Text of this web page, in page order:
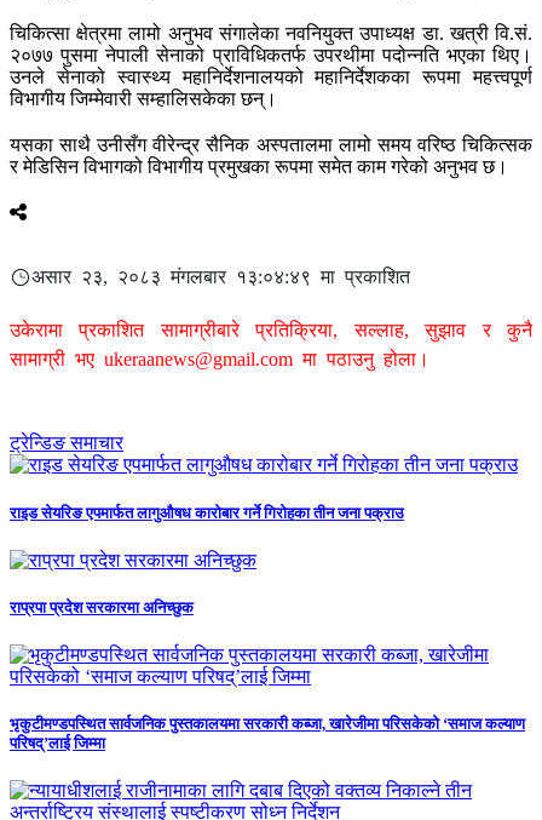
चिकित्सा क्षेत्रमा लामो अनुभव संगालेका नवनियुक्त उपाध्यक्ष डा. खत्री वि.सं.
२०७७ पुसमा नेपाली सेनाको प्राविधिकतर्फ उपरथीमा पदोन्नति भएका थिए।
उनले सेनाको स्वास्थ्य महानिर्देशनालयको महानिर्देशकका रूपमा महत्त्वपूर्ण
विभागीय जिम्मेवारी सम्हालिसकेका छन्।
यसका साथै उनीसँग वीरेन्द्र सैनिक अस्पतालमा लामो समय वरिष्ठ चिकित्सक
र मेडिसिन विभागको विभागीय प्रमुखका रूपमा समेत काम गरेको अनुभव छ।
असार २३, २०८३ मंगलबार १३:०४:४९ मा प्रकाशित
उकेरामा प्रकाशित सामाग्रीबारे प्रतिक्रिया, सल्लाह, सुझाव र कुनै
सामाग्री भए ukeraanews@gmail.com मा पठाउनु होला।
ट्रेन्डिङ समाचार
राइड सेयरिङ एपमार्फत लागुऔषध कारोबार गर्ने गिरोहका तीन जना पक्राउ
राप्रपा प्रदेश सरकारमा अनिच्छुक
भृकुटीमण्डपस्थित सार्वजनिक पुस्तकालयमा सरकारी कब्जा, खारेजीमा परिसकेको ‘समाज कल्याण
परिषद्’लाई जिम्मा